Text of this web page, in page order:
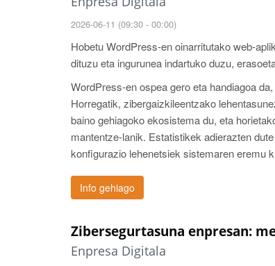
2026-06-11 (09:30 - 00:00)
Hobetu WordPress-en oinarritutako web-
dituzu eta ingurunea indartuko duzu,
WordPress-en ospea gero eta handiagoa
Horregatik, zibergaizkileentzako
baino gehiagoko ekosistema du, eta
mantentze-lanik. Estatistikek adierazten
konfigurazio lehenetsiek sistemaren eremu
Info gehiago
Zibersegurtasuna enpresan:
Enpresa Digitala